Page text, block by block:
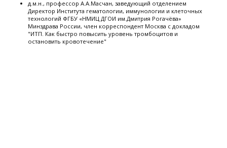
д.м.н., профессор А.А.Масчан, заведующий отделением
Директор Института гематологии, иммунологии и клеточных
технологий ФГБУ «НМИЦ ДГОИ им.Дмитрия Рогачёва»
Минздрава России, член корреспондент Москва с докладом
"ИТП. Как быстро повысить уровень тромбоцитов и
остановить кровотечение"